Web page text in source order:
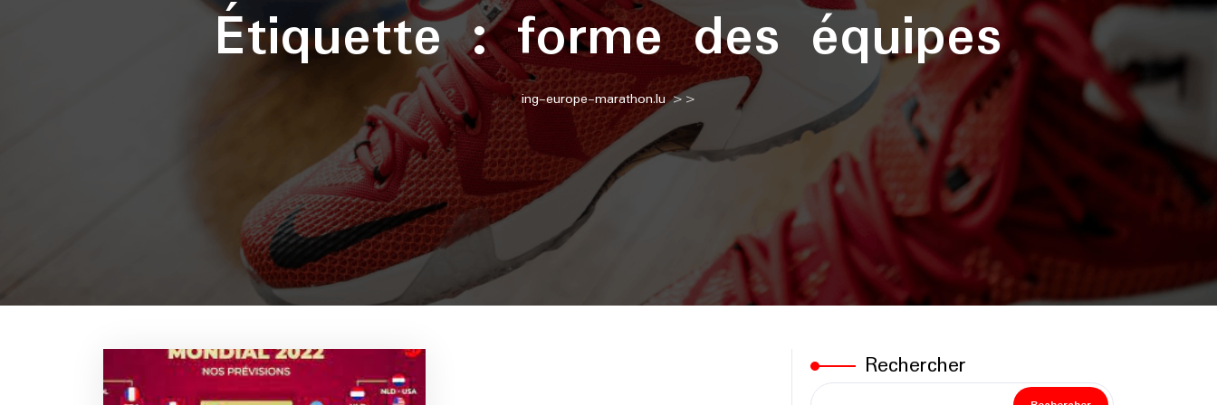
Étiquette :forme des équipes
ing-europe-marathon.lu>>
Rechercher